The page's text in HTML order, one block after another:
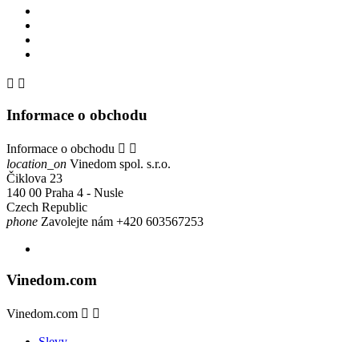
 
Informace o obchodu
Informace o obchodu  
location_on Vinedom spol. s.r.o.
Čiklova 23
140 00 Praha 4 - Nusle
Czech Republic
phone Zavolejte nám +420 603567253
Vinedom.com
Vinedom.com  